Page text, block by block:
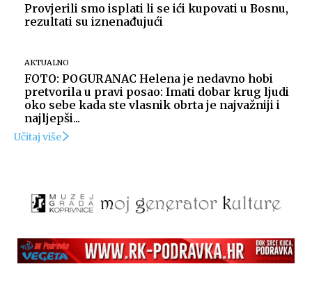
Provjerili smo isplati li se ići kupovati u Bosnu,
rezultati su iznenađujući
AKTUALNO
FOTO: POGURANAC Helena je nedavno hobi
pretvorila u pravi posao: Imati dobar krug ljudi
oko sebe kada ste vlasnik obrta je najvažniji i
najljepši...
Učitaj više